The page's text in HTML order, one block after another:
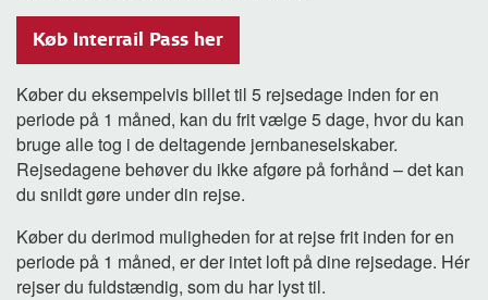
Køb Interrail Pass her
Køber du eksempelvis billet til 5 rejsedage inden for en
periode på 1 måned, kan du frit vælge 5 dage, hvor du kan
bruge alle tog i de deltagende jernbaneselskaber.
Rejsedagene behøver du ikke afgøre på forhånd – det kan
du snildt gøre under din rejse.
Køber du derimod muligheden for at rejse frit inden for en
periode på 1 måned, er der intet loft på dine rejsedage. Hér
rejser du fuldstændig, som du har lyst til.